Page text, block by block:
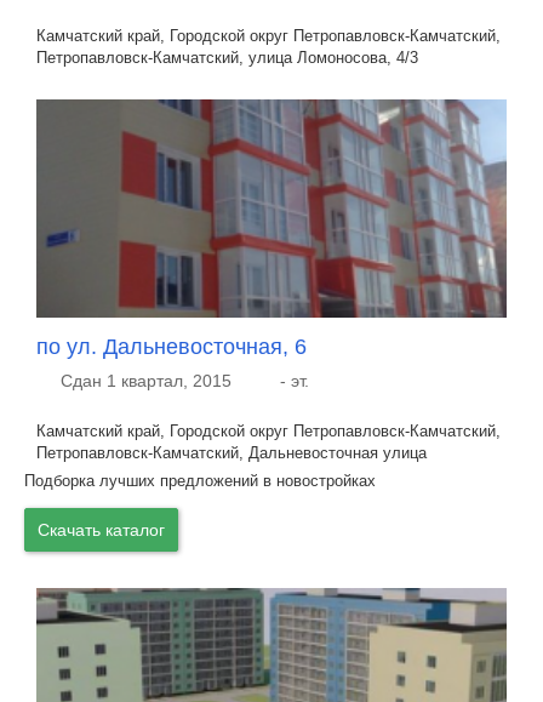
Камчатский край, Городской округ Петропавловск-Камчатский,
Петропавловск-Камчатский, улица Ломоносова, 4/3
по ул. Дальневосточная, 6
Сдан 1 квартал, 2015 - эт.
Камчатский край, Городской округ Петропавловск-Камчатский,
Петропавловск-Камчатский, Дальневосточная улица
Подборка лучших предложений в новостройках
Скачать каталог